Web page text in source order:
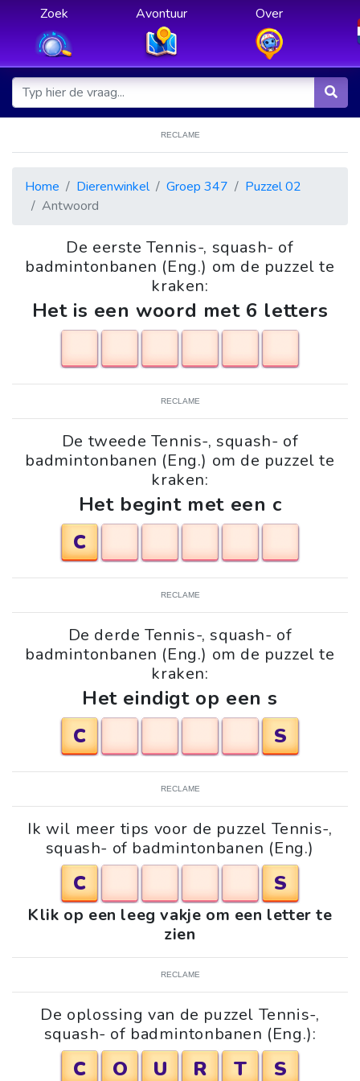
Zoek Avontuur Over
RECLAME
Home Dierenwinkel Groep 347
Puzzel 02
Antwoord
De eerste Tennis-, squash- of
badmintonbanen (Eng.) om de puzzel te
kraken:
Het is een woord met 6 letters
RECLAME
De tweede Tennis-, squash- of
badmintonbanen (Eng.) om de puzzel te
kraken:
Het begint met een c
C
RECLAME
De derde Tennis-, squash- of
badmintonbanen (Eng.) om de puzzel te
kraken:
Het eindigt op een s
C
S
RECLAME
Ik wil meer tips voor de puzzel Tennis-,
squash- of badmintonbanen (Eng.)
C S
Klik op een leeg vakje om een letter te
zien
RECLAME
De oplossing van de puzzel Tennis-,
squash- of badmintonbanen (Eng.):
C O U R T S